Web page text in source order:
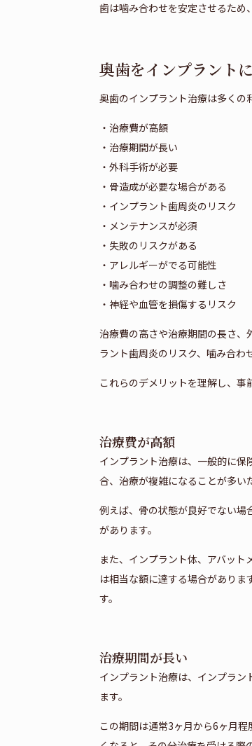
歯は噛み合わせを安定させるため
奥歯をインプラント
奥歯のインプラント治療は多くの
・治療費が高額
・治療期間が長い
・外科手術が必要
・骨造成が必要な場合がある
・インプラント歯周炎のリスク
・メンテナンスが必須
・失敗のリスクがある
・アレルギーがでる可能性
・噛み合わせの調整の難しさ
・神経や血管を損傷するリスク
治療費の高さや治療期間の長さ、
ラント歯周炎のリスク、噛み合わ
これらのデメリットを理解し、事
治療費が高額
インプラント治療は、一般的に
合、治療が複雑になることが多い
例えば、骨の状態が良好でない場
があります。
また、インプラント体、アバッ
は相当な額に達する場合があり
す。
治療期間が長い
インプラント治療は、インプラ
ます。
この期間は通常3ヶ月から6ヶ月